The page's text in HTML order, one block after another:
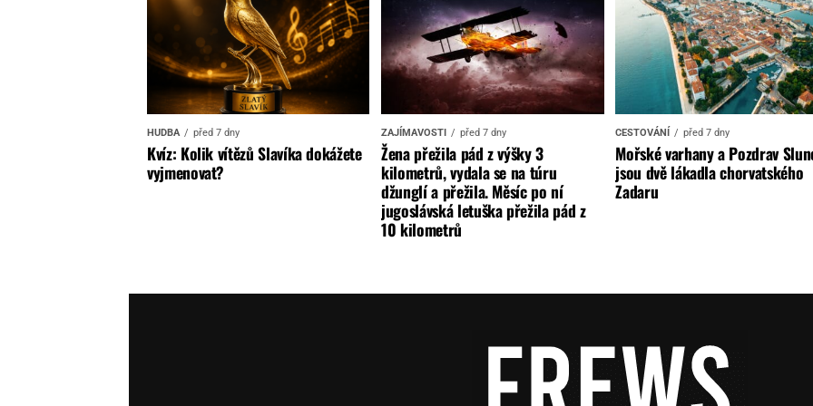
HUDBA před 7 dny
Kvíz: Kolik vítězů Slavíka dokážete
vyjmenovat?
ZAJÍMAVOSTI před 7 dny
Žena přežila pád z výšky 3
kilometrů, vydala se na túru
džunglí a přežila. Měsíc po ní
jugoslávská letuška přežila pád z
10 kilometrů
CESTOVÁNÍ před 7 dny
Mořské varhany a Pozdrav
jsou dvě lákadla chorvatského
Zadaru